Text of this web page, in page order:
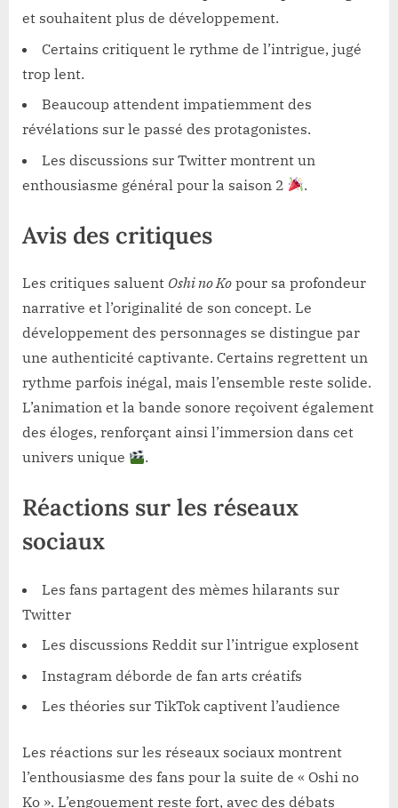
et souhaitent plus de développement.
Certains critiquent le rythme de l’intrigue, jugé
trop lent.
Beaucoup attendent impatiemment des
révélations sur le passé des protagonistes.
Les discussions sur Twitter montrent un
enthousiasme général pour la saison 2
.
Avis des critiques
Les critiques saluent Oshi no Ko pour sa profondeur
narrative et l’originalité de son concept. Le
développement des personnages se distingue par
une authenticité captivante. Certains regrettent un
rythme parfois inégal, mais l’ensemble reste solide.
L’animation et la bande sonore reçoivent également
des éloges, renforçant ainsi l’immersion dans cet
univers unique
.
Réactions sur les réseaux
sociaux
Les fans partagent des mèmes hilarants sur
Twitter
Les discussions Reddit sur l’intrigue explosent
Instagram déborde de fan arts créatifs
Les théories sur TikTok captivent l’audience
Les réactions sur les réseaux sociaux montrent
l’enthousiasme des fans pour la suite de « Oshi no
Ko ». L’engouement reste fort, avec des débats